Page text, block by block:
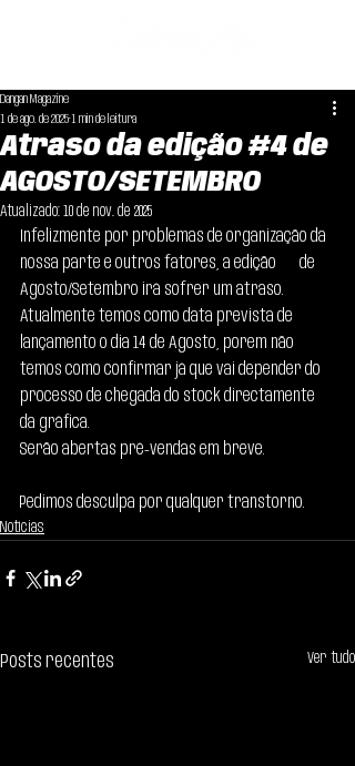
Atraso da edição #4 de
AGOSTO/SETEMBRO
Dangan Magazine
1 de ago. de 20251 min de leitura
Atualizado: 10 de nov. de 2025
Infelizmente por problemas de organização da
nossa parte e outros fatores, a edição
de
Agosto/Setembro irá sofrer um atraso.
Atualmente temos como data prevista de
lançamento o dia 14 de Agosto, porem não
temos como confirmar já que vai depender do
processo de chegada do stock directamente
da gráfica.
Serão abertas pré-vendas em breve.
Pedimos desculpa por qualquer transtorno.
Notícias
Posts recentes Ver tudo